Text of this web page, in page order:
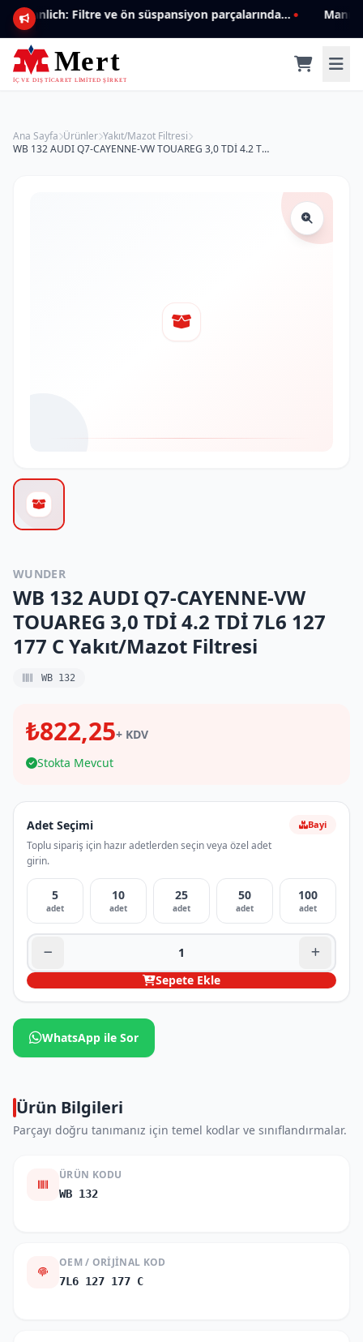
Mannlich: Filtre ve ön süspansiyon parçalarında genişleyen ürün yelpazesiyle kalite ve güven.
Ana Sayfa Ürünler Yakıt/Mazot Filtresi
WB 132 AUDI Q7-CAYENNE-VW TOUAREG 3,0 TDİ 4.2 TDİ 7L6 127 177 C Yakıt/Mazot Filtresi
WUNDER
WB 132 AUDI Q7-CAYENNE-VW
TOUAREG 3,0 TDİ 4.2 TDİ 7L6 127
177 C Yakıt/Mazot Filtresi
WB 132
₺822,25+ KDV
Stokta Mevcut
Adet Seçimi
Toplu sipariş için hazır adetlerden seçin veya özel adet
girin.
Bayi
5
adet
10
adet
25
adet
50
adet
100
adet
Sepete Ekle
WhatsApp ile Sor
Ürün Bilgileri
Parçayı doğru tanımanız için temel kodlar ve sınıflandırmalar.
ÜRÜN KODU
WB 132
OEM / ORIJINAL KOD
7L6 127 177 C